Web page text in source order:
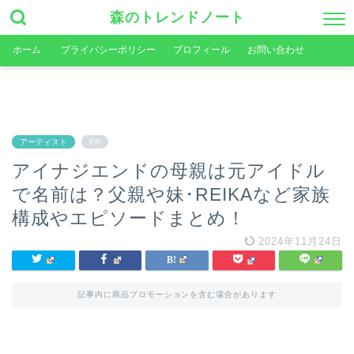
森のトレンドノート
ホーム プライバシーポリシー プロフィール お問い合わせ
アーティスト PR
アイナジエンドの母親は元アイドル
で名前は？父親や妹･REIKAなど家族
構成やエピソードまとめ！
2024年11月24日
記事内に商品プロモーションを含む場合があります